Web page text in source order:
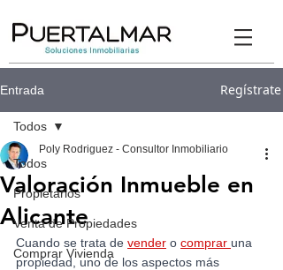
Entrada Regístrate
Todos
Propietarios
Venta de Propiedades
Comprar Vivienda
Todos
Valoración Inmueble en
Alicante
Poly Rodriguez - Consultor Inmobiliario
Cuando se trata de vender o comprar una
propiedad, uno de los aspectos más